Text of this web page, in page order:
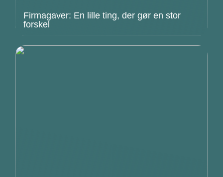
Firmagaver: En lille ting, der gør en stor
forskel